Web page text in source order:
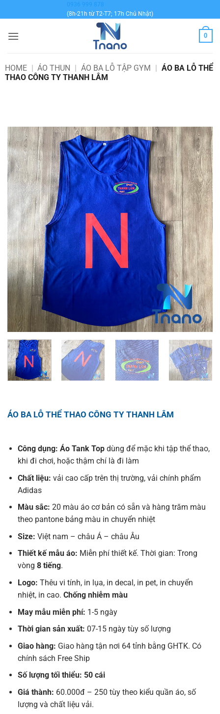
qua
dung
0936 999 878
(8h-21h từ T2-T7; 17h Chủ Nhật)
0
HOME | ÁO THUN | ÁO BA LỖ TẬP GYM | ÁO BA LỖ THỂ
THAO CÔNG TY THANH LÂM
ÁO BA LỖ THỂ THAO CÔNG TY THANH LÂM
Công dụng: Áo Tank Topdùng để mặc khi tập thể thao,
khi đi chơi, hoặc thậm chí là đi làm
Chất liệu: vải cao cấp trên thị trường, vải chính phẩm
Adidas
Màu sắc: 20 màu áo cơ bản có sẵn và hàng trăm màu
theo pantone bảng màu in chuyển nhiệt
Size: Việt nam – châu Á – châu Âu
Thiết kế mẫu áo: Miễn phí thiết kế. Thời gian: Trong
vòng 8 tiếng.
Logo: Thêu vi tính, in lụa, in decal, in pet, in chuyển
nhiệt, in cao. Chống nhiễm màu
May mẫu miễn phí: 1-5 ngày
Thời gian sản xuất: 07-15 ngày tùy số lượng
Giao hàng: Giao hàng tận nơi 64 tỉnh bằng GHTK. Có
chính sách Free Ship
Số lượng tối thiểu: 50 cái
Giá thành: 60.000đ – 250 tùy theo kiểu quần áo, số
lượng và chất liệu vải.